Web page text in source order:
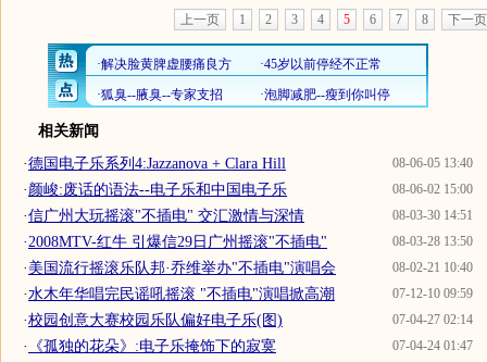
上一页 1 2 3 4 5 6 7 8 下一页
相关新闻
08-06-05 13:40
·德国电子乐系列4:Jazzanova + Clara Hill
08-06-02 15:00
·颜峻:废话的语法--电子乐和中国电子乐
08-03-30 14:51
·信广州大玩摇滚"不插电" 交汇激情与深情
08-03-28 13:50
·2008MTV-红牛 引爆信29日广州摇滚"不插电"
08-02-21 10:40
·美国流行摇滚乐队邦·乔维举办"不插电"演唱会
07-12-10 09:59
·水木年华唱完民谣吼摇滚 "不插电"演唱掀高潮
07-04-27 02:14
·校园创意大赛校园乐队偏好电子乐(图)
07-04-24 01:47
· 《孤独的花朵》:电子乐掩饰下的寂寞